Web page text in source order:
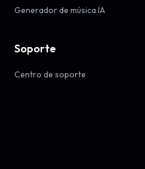
Generador de música IA
Soporte
Centro de soporte